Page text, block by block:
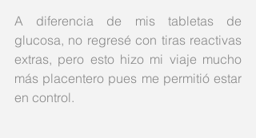
A diferencia de mis tabletas de
glucosa, no regresé con tiras reactivas
extras, pero esto hizo mi viaje mucho
más placentero pues me permitió estar
en control.